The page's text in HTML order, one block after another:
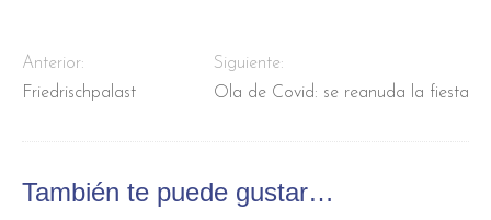
Anterior:
Friedrischpalast
Siguiente:
Ola de Covid: se reanuda la fiesta
También te puede gustar…